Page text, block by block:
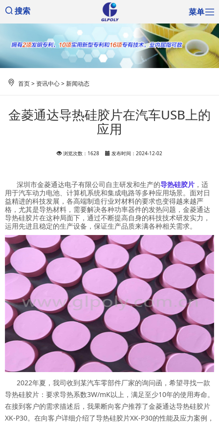
搜索 菜单
首页> 资讯中心>新闻动态
金菱通达导热硅胶片在汽车USB上的
应用
浏览次数：1628 发布时间：2024-12-02
深圳市金菱通达电子有限公司自主研发和生产的导热硅胶片 ，适
用于汽车动力电池、计算机系统和集成电路等多种应用场景。面对日
益精进的科技发展，各高端制造行业对材料的要求也变得越来越严
格，尤其是导热材料，需要解决各种功率器件的发热问题，金菱通达
导热硅胶片在这种局面下，通过不断提高自身的科技技术研发实力，
运用先进且稳定的生产设备，保证生产品质来满各种相关需求。
2022年夏，我司收到某汽车零部件厂家的询问函，希望寻找一款
导热硅胶片：要求导热系数3W/mK以上，满足至少10年的使用寿命。
在接到客户的需求描述后，我果断向客户推荐了金菱通达导热硅胶片
XK-P30。在向客户详细介绍了导热硅胶片XK-P30的性能及应力案例，